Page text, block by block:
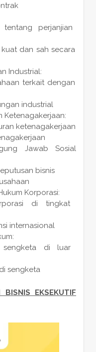
tentang perjanjian
dan sah secara
Industrial:
terkait dengan
industrial
Ketenagakerjaan:
ketenagakerjaan
Jawab Sosial
bisnis
Korporasi:
di tingkat
internasional
sengketa di luar
sengketa
BISNIS EKSEKUTIF